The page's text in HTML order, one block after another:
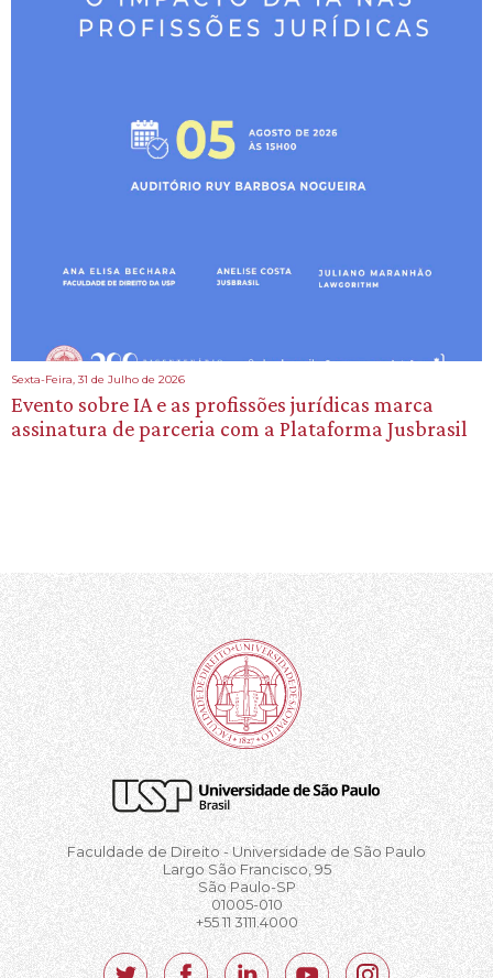
Sexta-Feira, 31 de Julho de 2026
Evento sobre IA e as profissões jurídicas marca
assinatura de parceria com a Plataforma Jusbrasil
Faculdade de Direito - Universidade de São Paulo
Largo São Francisco, 95
São Paulo-SP
01005-010
+55 11 3111.4000